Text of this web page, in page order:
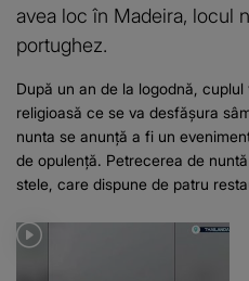
avea loc în Madeira, locul
portughez.
După un an de la logodnă, cuplul
religioasă ce se va desfășura
nunta se anunță a fi un
de opulență. Petrecerea de
stele, care dispune de patru